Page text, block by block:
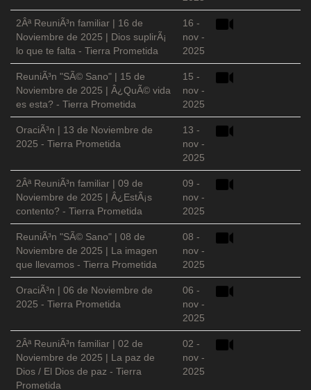
2Âª ReuniÃ³n familiar | 16 de
Noviembre de 2025 | Dios suplirÃ¡
lo que te falta - Tierra Prometida
16 -
nov -
2025
ReuniÃ³n "SÃ© Sano" | 15 de
Noviembre de 2025 | Â¿QuÃ© vida
es esta? - Tierra Prometida
15 -
nov -
2025
OraciÃ³n | 13 de Noviembre de
2025 - Tierra Prometida
13 -
nov -
2025
2Âª ReuniÃ³n familiar | 09 de
Noviembre de 2025 | Â¿EstÃ¡s
contento? - Tierra Prometida
09 -
nov -
2025
ReuniÃ³n "SÃ© Sano" | 08 de
Noviembre de 2025 | La imagen
que llevamos - Tierra Prometida
08 -
nov -
2025
OraciÃ³n | 06 de Noviembre de
2025 - Tierra Prometida
06 -
nov -
2025
2Âª ReuniÃ³n familiar | 02 de
Noviembre de 2025 | La paz de
Dios / El Dios de paz - Tierra
Prometida
02 -
nov -
2025